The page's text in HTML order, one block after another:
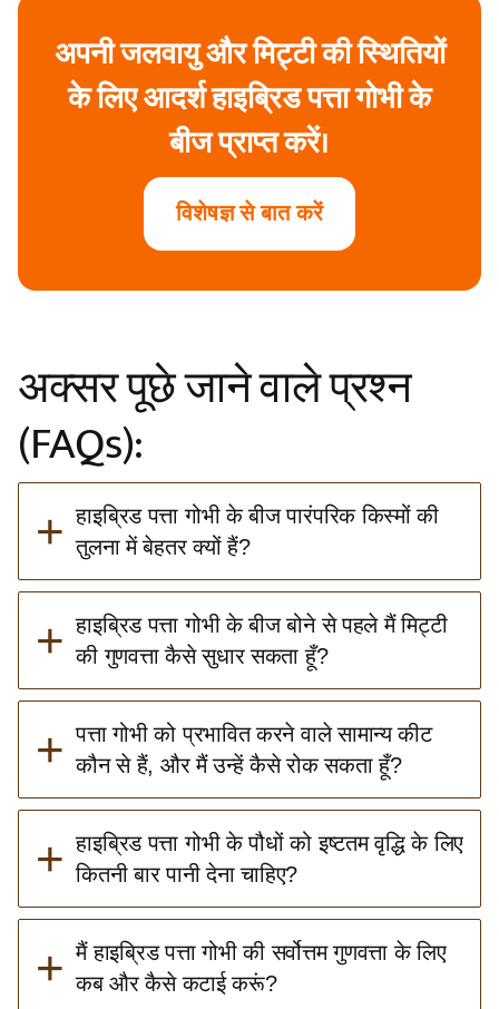
अपनी जलवायु और मिट्टी की स्थितियों
के लिए आदर्श हाइब्रिड पत्ता गोभी के
बीज प्राप्त करें।
विशेषज्ञ से बात करें
अक्सर पूछे जाने वाले प्रश्न
(FAQs):
+ हाइब्रिड पत्ता गोभी के बीज पारंपरिक किस्मों की
तुलना में बेहतर क्यों हैं?
+ हाइब्रिड पत्ता गोभी के बीज बोने से पहले मैं मिट्टी
की गुणवत्ता कैसे सुधार सकता हूँ?
+ पत्ता गोभी को प्रभावित करने वाले सामान्य कीट
कौन से हैं, और मैं उन्हें कैसे रोक सकता हूँ?
+ हाइब्रिड पत्ता गोभी के पौधों को इष्टतम वृद्धि के लिए
कितनी बार पानी देना चाहिए?
+ मैं हाइब्रिड पत्ता गोभी की सर्वोत्तम गुणवत्ता के लिए
कब और कैसे कटाई करूं?